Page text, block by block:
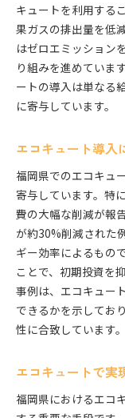
探る
エコキュ
福岡県で
エコキュ
福岡県の
エコキュ
福岡県のエコ
エコキュ
福岡県で
エコキュ
動
福岡県で
響
エコキュ
エコキ
エコキュート
キュートを利用する
果ガスの排出量を低
はゼロエミッション
り組みを進めていま
ートの導入は単なる
に寄与しています。
エコキュート導入
福岡県でのエコキュ
寄与しています。特
費の大幅な削減が報
が約30%削減された
ギー効率によるもの
ことで、初期投資を
事例は、エコキュー
できるかを示してお
性に合致しています。
エコキュートで実
福岡県におけるエコ